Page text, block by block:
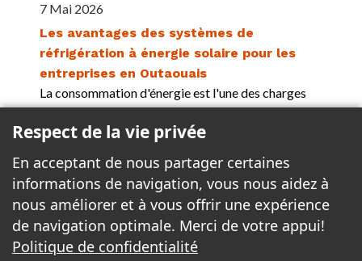
7 Mai 2026
Les avantages des systèmes de
réfrigération à énergie solaire pour les
entreprises en Outaouais
La consommation d'énergie est l'une des charges
d'exploitation les plus importantes pour les
entreprises commerciales. Dans la région de
installations industrielles dépendent d'un
refroidissement continu pour préserver la fraîcheur
des... Plus >>
Respect de la vie privée
En acceptant de nous partager certaines
informations de navigation, vous nous aidez à
nous améliorer et à vous offrir une expérience
de navigation optimale. Merci de votre appui!
Politique de confidentialité